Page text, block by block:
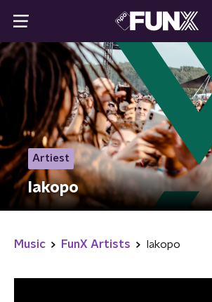
Artiest
Iakopo
Music FunX Artists Iakopo